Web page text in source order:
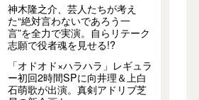
神木隆之介、芸人たちが考え
た“絶対言わないであろう一
言”を全力で実演。自らリテーク
志願で役者魂を見せる!?
「オドオド×ハラハラ」レギュラ
ー初回2時間SPに向井理＆上白
石萌歌が出演。真剣アドリブ芝